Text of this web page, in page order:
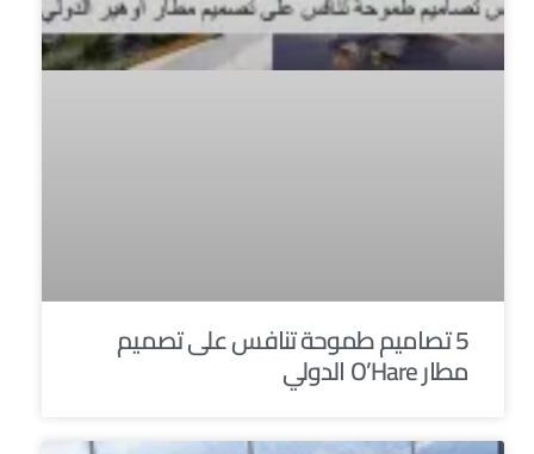
5 تصاميم طموحة تنافس على تصميم
مطار O’Hare الدولي